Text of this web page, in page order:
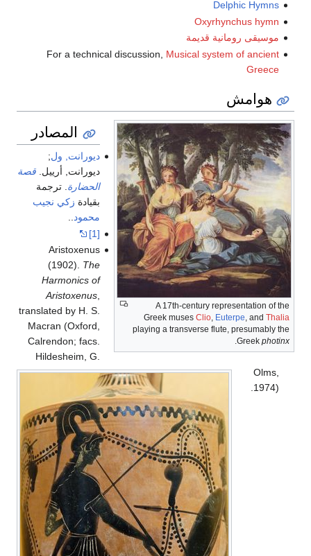
Delphic Hymns
Oxyrhynchus hymn
موسيقى رومانية قديمة
For a technical discussion, Musical system of ancient
Greece
هوامش
A 17th-century representation of the
Greek muses Clio, Euterpe, and Thalia
playing a transverse flute, presumably the
Greek photinx
.
المصادر
ديورانت, ول;
ديورانت, أرييل. قصة
الحضارة. ترجمة
بقيادة زكي نجيب
محمود.
.
[1]
Aristoxenus
(1902). The
Harmonics of
Aristoxenus
translated by H. S.
Macran (Oxford,
Calrendon; facs.
Hildesheim, G.
Olms,
1974).